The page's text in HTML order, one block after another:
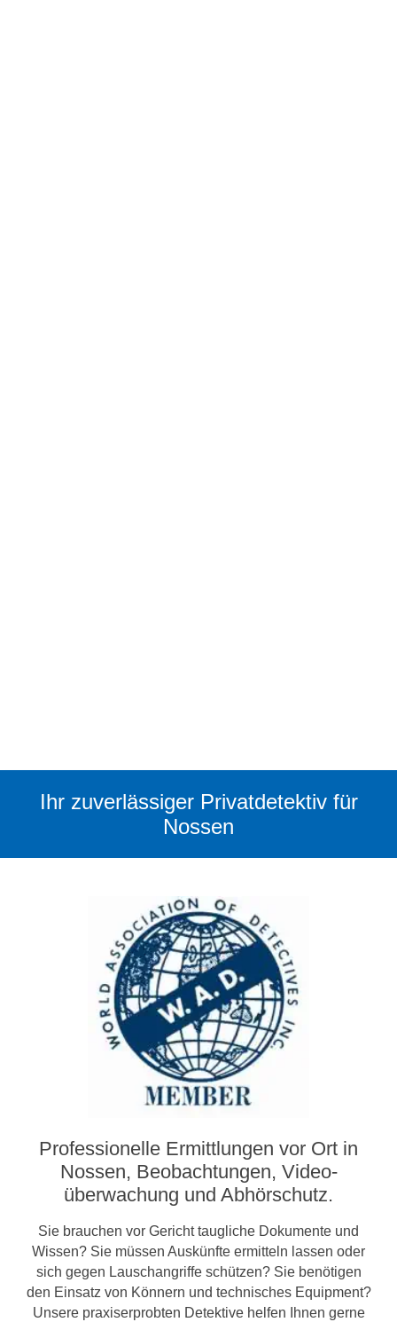
Ihr zuverlässiger Privatdetektiv für
Nossen
Professionelle Ermittlungen vor Ort in
Nossen, Beobachtungen, Video­­
überwachung und Abhörschutz.
Sie brauchen vor Gericht taugliche Dokumente und
Wissen? Sie müssen Auskünfte ermitteln lassen oder
sich gegen Lauschangriffe schützen? Sie benötigen
den Einsatz von Könnern und technisches Equipment?
Unsere praxiserprobten Detektive helfen Ihnen gerne